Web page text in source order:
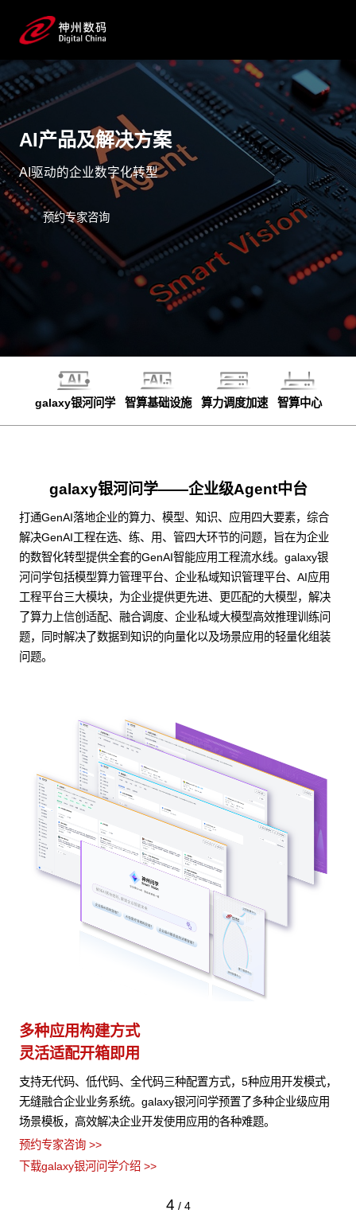
AI产品及解决方案
AI驱动的企业数字化转型
预约专家咨询
galaxy银河问学 智算基础设施 算力调度加速 智算中心
galaxy银河问学——企业级Agent中台
打通GenAI落地企业的算力、模型、知识、应用四大要素，综合
解决GenAI工程在选、练、用、管四大环节的问题，旨在为企业
的数智化转型提供全套的GenAI智能应用工程流水线。galaxy银
河问学包括模型算力管理平台、企业私域知识管理平台、AI应用
工程平台三大模块，为企业提供更先进、更匹配的大模型，解决
了算力上信创适配、融合调度、企业私域大模型高效推理训练问
题，同时解决了数据到知识的向量化以及场景应用的轻量化组装
问题。
多种应用构建方式
灵活适配开箱即用
支持无代码、低代码、全代码三种配置方式，5种应用开发模式，
无缝融合企业业务系统。galaxy银河问学预置了多种企业级应用
场景模板，高效解决企业开发使用应用的各种难题。
预约专家咨询 >>
下载galaxy银河问学介绍 >>
4 / 4